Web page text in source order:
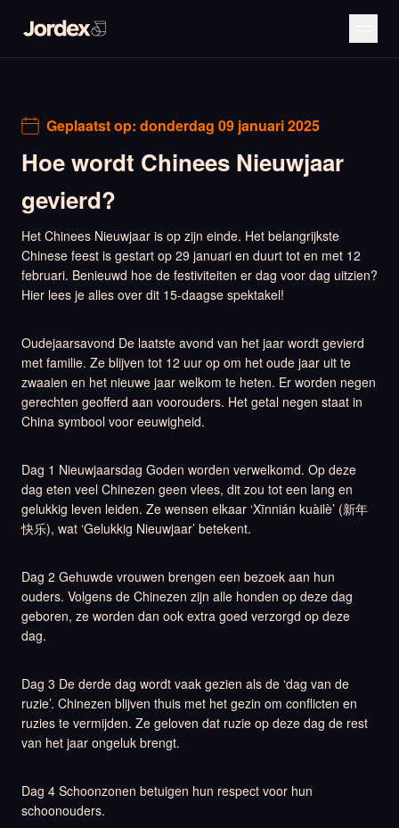
Geplaatst op: donderdag 09 januari 2025
Hoe wordt Chinees Nieuwjaar
gevierd?
Het Chinees Nieuwjaar is op zijn einde. Het belangrijkste
Chinese feest is gestart op 29 januari en duurt tot en met 12
februari. Benieuwd hoe de festiviteiten er dag voor dag uitzien?
Hier lees je alles over dit 15-daagse spektakel!
Oudejaarsavond De laatste avond van het jaar wordt gevierd
met familie. Ze blijven tot 12 uur op om het oude jaar uit te
zwaaien en het nieuwe jaar welkom te heten. Er worden negen
gerechten geofferd aan voorouders. Het getal negen staat in
China symbool voor eeuwigheid.
Dag 1 Nieuwjaarsdag Goden worden verwelkomd. Op deze
dag eten veel Chinezen geen vlees, dit zou tot een lang en
gelukkig leven leiden. Ze wensen elkaar ‘Xīnnián kuàilè’ (新年
快乐), wat ‘Gelukkig Nieuwjaar’ betekent.
Dag 2 Gehuwde vrouwen brengen een bezoek aan hun
ouders. Volgens de Chinezen zijn alle honden op deze dag
geboren, ze worden dan ook extra goed verzorgd op deze
dag.
Dag 3 De derde dag wordt vaak gezien als de ‘dag van de
ruzie’. Chinezen blijven thuis met het gezin om conflicten en
ruzies te vermijden. Ze geloven dat ruzie op deze dag de rest
van het jaar ongeluk brengt.
Dag 4 Schoonzonen betuigen hun respect voor hun
schoonouders.